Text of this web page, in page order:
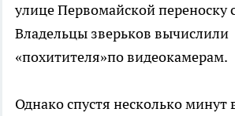
улице Первомайской переноску
Владельцы зверьков вычислили
«похитителя»по видеокамерам.
Однако спустя несколько минут